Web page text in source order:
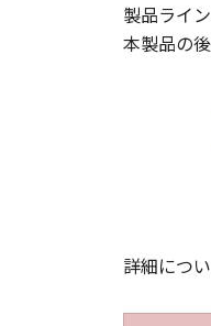
製品ライ
本製品の
詳細につ